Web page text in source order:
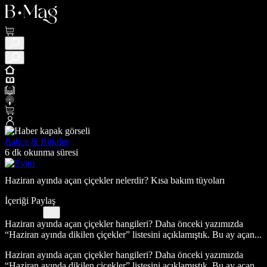
Bahçe & Bitkiler
6 dk okunma süresi
Haziran ayında açan çiçekler nelerdir? Kısa bakım tüyoları
İçeriği Paylaş
Haziran ayında açan çiçekler hangileri? Daha önceki yazımızda
“Haziran ayında dikilen çiçekler” listesini açıklamıştık. Bu ay açan...
Haziran ayında açan çiçekler hangileri? Daha önceki yazımızda